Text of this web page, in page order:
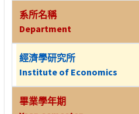
系所名稱
Department
經濟學研究所
Institute of Economics
畢業學年期